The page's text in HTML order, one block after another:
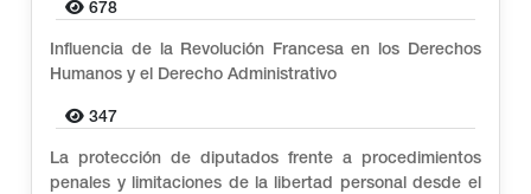
678
Influencia de la Revolución Francesa en los Derechos
Humanos y el Derecho Administrativo
347
La protección de diputados frente a procedimientos
penales y limitaciones de la libertad personal desde el